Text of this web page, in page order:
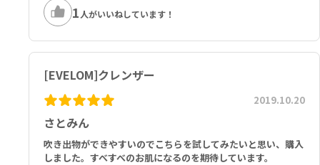
1 人がいいねしています！
[EVELOM]クレンザー
さとみん
2019.10.20
吹き出物ができやすいのでこちらを試してみたいと思い、購入
しました。すべすべのお肌になるのを期待しています。